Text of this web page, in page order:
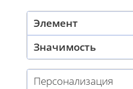
Элемент
Значимость
Персонализация